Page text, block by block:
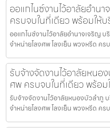
ออแกไนซ์งานไว้อาลัยอำน
ครบจบในที่เดียว พร้อมให้
ออแกไนซ์งานไว้อาลัยอำนาจเจริญ
จำหน่ายโลงศพ โลงเย็น พวงหรีด ค
รับจ้างจัดงานไว้อาลัยหนอ
ศพ ครบจบในที่เดียว พร้อม
รับจ้างจัดงานไว้อาลัยหนองบัวลำภู
จำหน่ายโลงศพ โลงเย็น พวงหรีด ค